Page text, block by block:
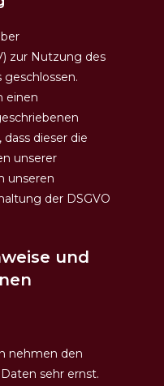
zur Nutzung des
einen
dieser die
unserer
unseren
der DSGVO
und
nehmen den
sehr ernst.